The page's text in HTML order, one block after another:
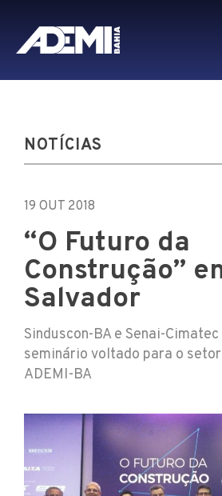
NOTÍCIAS
19 OUT 2018
“O Futuro da
Construção”
Salvador
Sinduscon-BA e Senai-
seminário voltado para o
ADEMI-BA